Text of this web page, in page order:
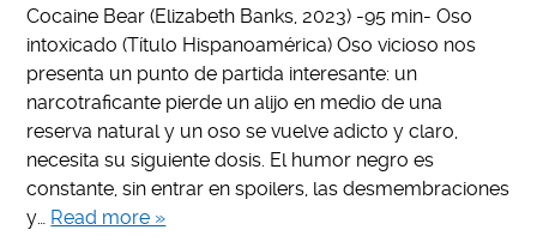
Cocaine Bear (Elizabeth Banks, 2023) -95 min- Oso
intoxicado (Título Hispanoamérica) Oso vicioso nos
presenta un punto de partida interesante: un
narcotraficante pierde un alijo en medio de una
reserva natural y un oso se vuelve adicto y claro,
necesita su siguiente dosis. El humor negro es
constante, sin entrar en spoilers, las desmembraciones
y… Read more »